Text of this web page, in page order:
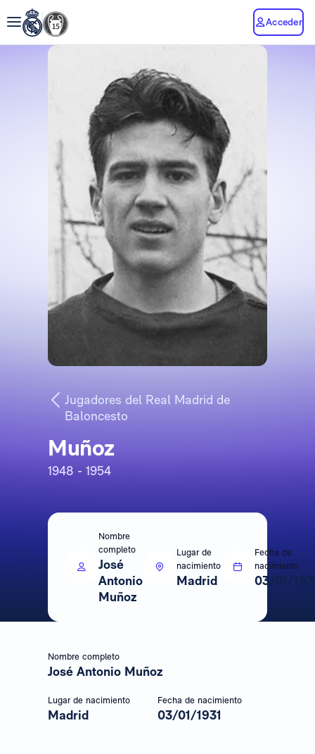
Acceder
Jugadores del Real Madrid de
Baloncesto
Muñoz
1948 - 1954
Nombre
completo
José
Antonio
Muñoz
Lugar de
nacimiento
Madrid
Fecha de
nacimiento
03/01/
Nombre completo
José Antonio Muñoz
Lugar de nacimiento
Madrid
Fecha de nacimiento
03/01/1931